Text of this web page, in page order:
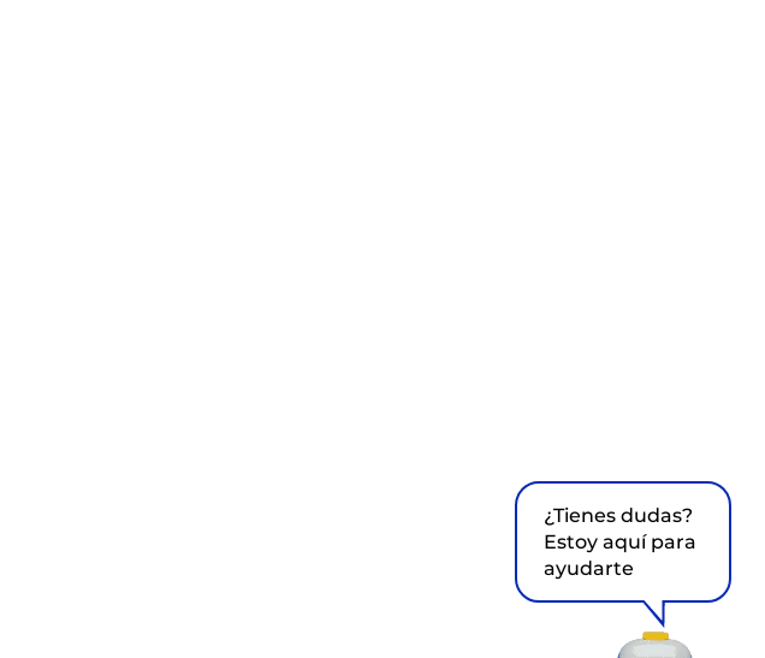
¿Tienes dudas?
Estoy aquí para
ayudarte